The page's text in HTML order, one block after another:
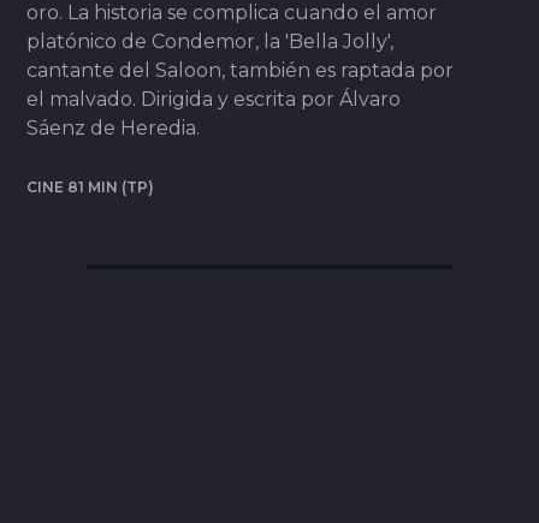
oro. La historia se complica cuando el amor
platónico de Condemor, la 'Bella Jolly',
cantante del Saloon, también es raptada por
el malvado. Dirigida y escrita por Álvaro
Sáenz de Heredia.
CINE 81 MIN (TP)